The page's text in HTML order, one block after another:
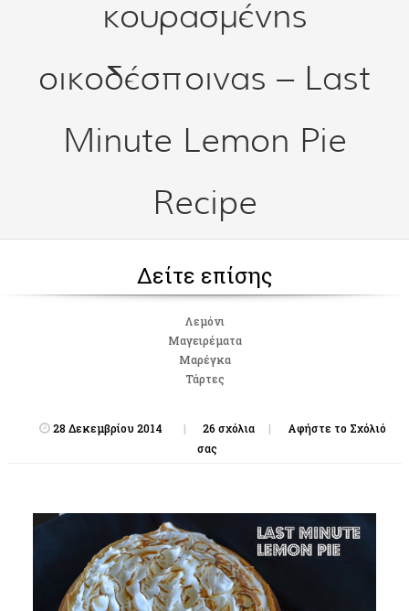
κουρασμένης
οικοδέσποινας – Last
Minute Lemon Pie
Recipe
Δείτε επίσης
Λεμόνι
Μαγειρέματα
Μαρέγκα
Τάρτες
28 Δεκεμβρίου 2014 26 σχόλια
Αφήστε το Σχόλιό
σας